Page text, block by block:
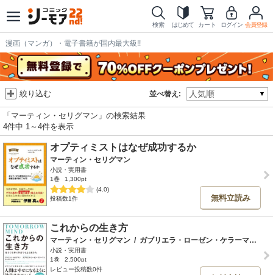
検索 はじめて カート ログイン 会員登録
漫画（マンガ）・電子書籍が国内最大級!!
並べ替え:
絞り込む
「マーティン・セリグマン」の検索結果
4件中 1～4件を表示
オプティミストはなぜ成功するか
マーティン・セリグマン
小説・実用書
1巻
1,300pt
(4.0)
投稿数1件
無料立読み
これからの生き方
マーティン・セリグマン / ガブリエラ・ローゼン・ケラーマン
小説・実用書
1巻
2,500pt
レビュー投稿数0件